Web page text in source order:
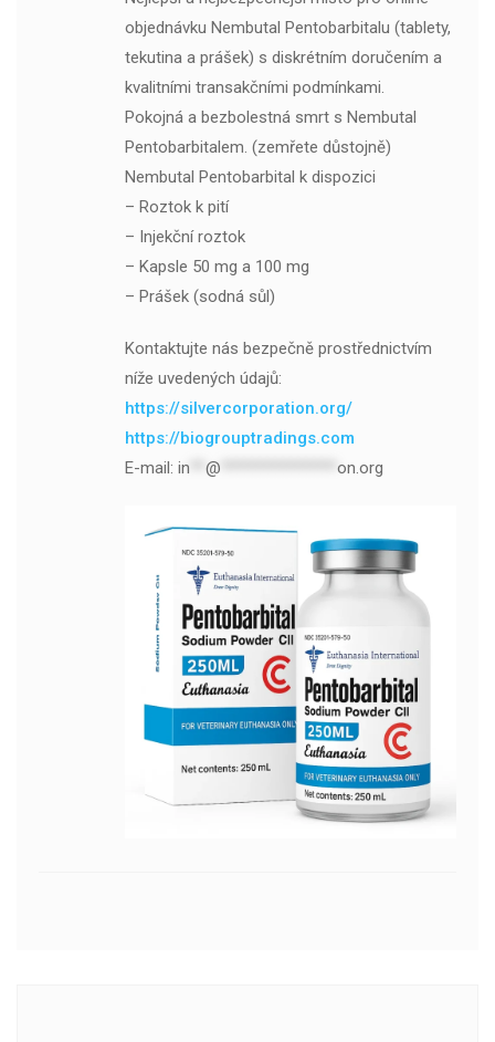
objednávku Nembutal Pentobarbitalu (tablety,
tekutina a prášek) s diskrétním doručením a
kvalitními transakčními podmínkami.
Pokojná a bezbolestná smrt s Nembutal
Pentobarbitalem. (zemřete důstojně)
Nembutal Pentobarbital k dispozici
– Roztok k pití
– Injekční roztok
– Kapsle 50 mg a 100 mg
– Prášek (sodná sůl)
Kontaktujte nás bezpečně prostřednictvím
níže uvedených údajů:
https://silvercorporation.org/
https://biogrouptradings.com
E-mail: in @ on.org